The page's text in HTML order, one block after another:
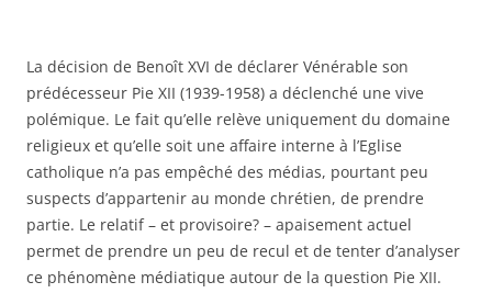
La décision de Benoît XVI de déclarer Vénérable son
prédécesseur Pie XII (1939-1958) a déclenché une vive
polémique. Le fait qu’elle relève uniquement du domaine
religieux et qu’elle soit une affaire interne à l’Eglise
catholique n’a pas empêché des médias, pourtant peu
suspects d’appartenir au monde chrétien, de prendre
partie. Le relatif – et provisoire? – apaisement actuel
permet de prendre un peu de recul et de tenter d’analyser
ce phénomène médiatique autour de la question Pie XII.